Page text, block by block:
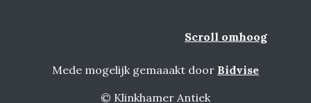
Scroll omhoog
Mede mogelijk gemaaakt door Bidvise
© Klinkhamer Antiek